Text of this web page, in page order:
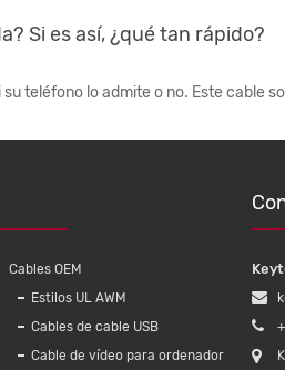
Si es así, ¿qué tan rápido?
teléfono lo admite o no. Este cable
Cables OEM
Estilos UL AWM
Cables de cable USB
Cable de vídeo para ordenador